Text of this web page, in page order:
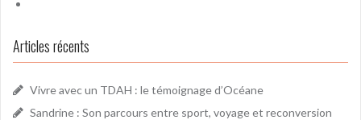
Articles récents
Vivre avec un TDAH : le témoignage d’Océane
Sandrine : Son parcours entre sport, voyage et reconversion